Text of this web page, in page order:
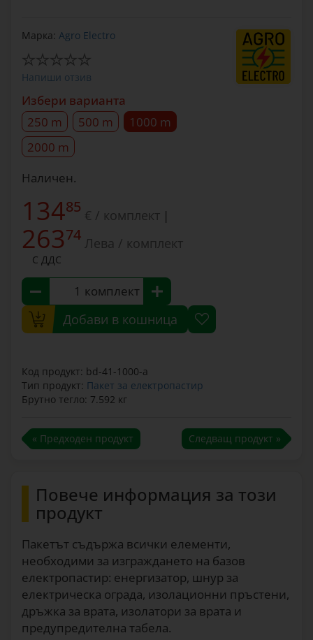
Марка: Agro Electro
Напиши отзив
Избери варианта
250 m
500 m
1000 m
2000 m
Наличен.
13485 € / комплект |
26374 Лева / комплект
С ДДС
комплект
Добави в кошница
Код продукт: bd-41-1000-a
Тип продукт: Пакет за електропастир
Брутно тегло: 7.592 кг
« Предходен продукт Следващ продукт »
Повече информация за този
продукт
Пакетът съдържа всички елементи,
необходими за изграждането на базов
електропастир: енергизатор, шнур за
електрическа ограда, изолационни пръстени,
дръжка за врата, изолатори за врата и
предупредителна табела.